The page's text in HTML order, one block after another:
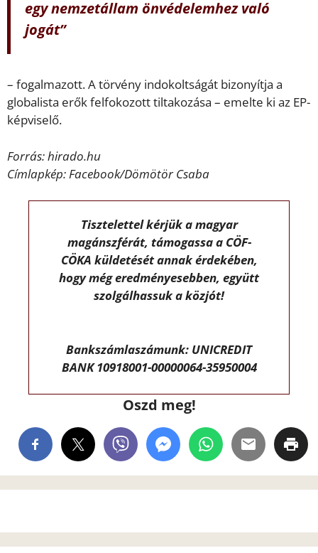
egy nemzetállam önvédelemhez való
jogát”
– fogalmazott. A törvény indokoltságát bizonyítja a
globalista erők felfokozott tiltakozása – emelte ki az EP-
képviselő.
Forrás: hirado.hu
Címlapkép: Facebook/Dömötör Csaba
Tisztelettel kérjük a magyar
magánszférát, támogassa a CÖF-
CÖKA küldetését annak érdekében,
hogy még eredményesebben, együtt
szolgálhassuk a közjót!
Bankszámlaszámunk: UNICREDIT
BANK 10918001-00000064-35950004
Oszd meg!